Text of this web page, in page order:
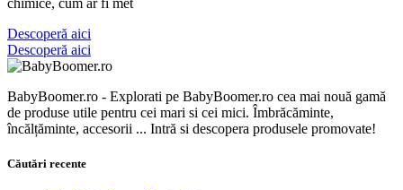
Descoperă aici
Descoperă aici
BabyBoomer.ro - Explorati pe BabyBoomer.ro cea mai nouă gamă
de produse utile pentru cei mari si cei mici. Îmbrăcăminte,
încălțăminte, accesorii ... Intră si descopera produsele promovate!
Căutări recente